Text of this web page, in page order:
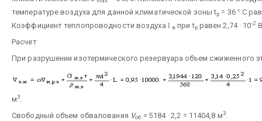
температуре воздуха для данной климатической зоны tр = 36 °С
Коэффициент теплопроводности воздуха l в при tрравен 2,74 · 10-2
Расчет
При разрушении изотермического резервуара объем сжиженного
м3
Свободный объем обвалования Vоб =5184 · 2,2 = 11404,8 м3.